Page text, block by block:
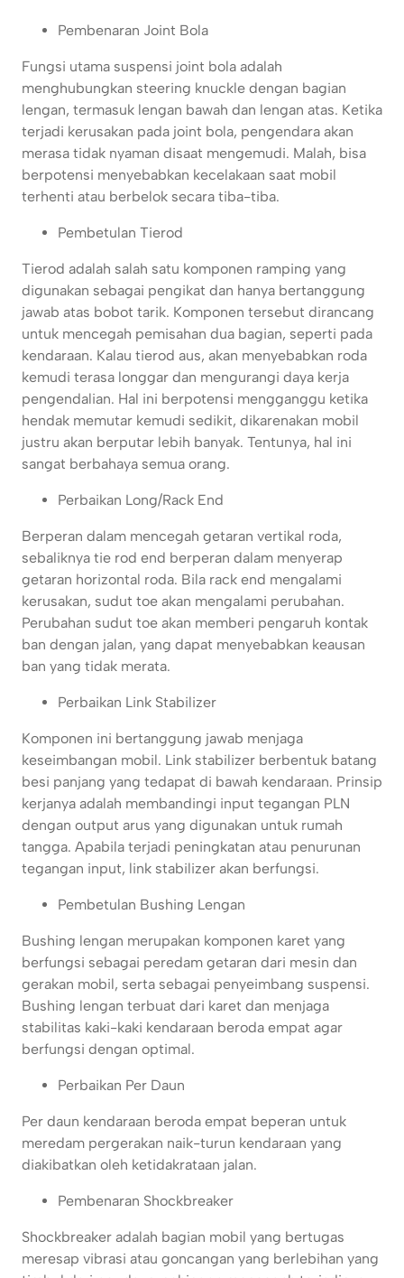
Pembenaran Joint Bola
Fungsi utama suspensi joint bola adalah
menghubungkan steering knuckle dengan bagian
lengan, termasuk lengan bawah dan lengan atas. Ketika
terjadi kerusakan pada joint bola, pengendara akan
merasa tidak nyaman disaat mengemudi. Malah, bisa
berpotensi menyebabkan kecelakaan saat mobil
terhenti atau berbelok secara tiba-tiba.
Pembetulan Tierod
Tierod adalah salah satu komponen ramping yang
digunakan sebagai pengikat dan hanya bertanggung
jawab atas bobot tarik. Komponen tersebut dirancang
untuk mencegah pemisahan dua bagian, seperti pada
kendaraan. Kalau tierod aus, akan menyebabkan roda
kemudi terasa longgar dan mengurangi daya kerja
pengendalian. Hal ini berpotensi mengganggu ketika
hendak memutar kemudi sedikit, dikarenakan mobil
justru akan berputar lebih banyak. Tentunya, hal ini
sangat berbahaya semua orang.
Perbaikan Long/Rack End
Berperan dalam mencegah getaran vertikal roda,
sebaliknya tie rod end berperan dalam menyerap
getaran horizontal roda. Bila rack end mengalami
kerusakan, sudut toe akan mengalami perubahan.
Perubahan sudut toe akan memberi pengaruh kontak
ban dengan jalan, yang dapat menyebabkan keausan
ban yang tidak merata.
Perbaikan Link Stabilizer
Komponen ini bertanggung jawab menjaga
keseimbangan mobil. Link stabilizer berbentuk batang
besi panjang yang tedapat di bawah kendaraan. Prinsip
kerjanya adalah membandingi input tegangan PLN
dengan output arus yang digunakan untuk rumah
tangga. Apabila terjadi peningkatan atau penurunan
tegangan input, link stabilizer akan berfungsi.
Pembetulan Bushing Lengan
Bushing lengan merupakan komponen karet yang
berfungsi sebagai peredam getaran dari mesin dan
gerakan mobil, serta sebagai penyeimbang suspensi.
Bushing lengan terbuat dari karet dan menjaga
stabilitas kaki-kaki kendaraan beroda empat agar
berfungsi dengan optimal.
Perbaikan Per Daun
Per daun kendaraan beroda empat beperan untuk
meredam pergerakan naik-turun kendaraan yang
diakibatkan oleh ketidakrataan jalan.
Pembenaran Shockbreaker
Shockbreaker adalah bagian mobil yang bertugas
meresap vibrasi atau goncangan yang berlebihan yang